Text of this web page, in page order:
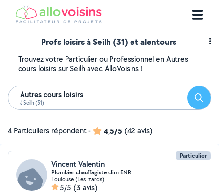
Profs loisirs à Seilh (31) et alentours
Trouvez votre Particulier ou Professionnel en Autres
cours loisirs sur Seilh avec AlloVoisins !
Autres cours loisirs
à Seilh (31)
4 Particuliers répondent- 4,5/5 (42 avis)
Particulier
Vincent Valentin
Plombier chauffagiste clim ENR
Toulouse (Les Izards)
5/5 (3 avis)